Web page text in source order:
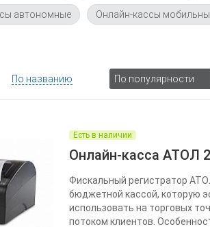
автономные Онлайн-кассы
По названию По популярности
Есть в наличии
Онлайн-касса АТОЛ
Фискальный регистратор
бюджетной кассой, которую
использовать на торговых
потоком клиентов.